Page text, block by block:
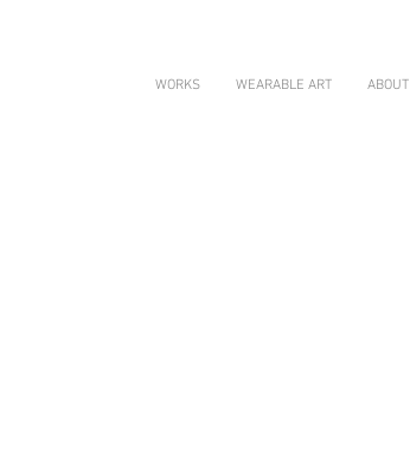
WORKS WEARABLE ART ABOUT